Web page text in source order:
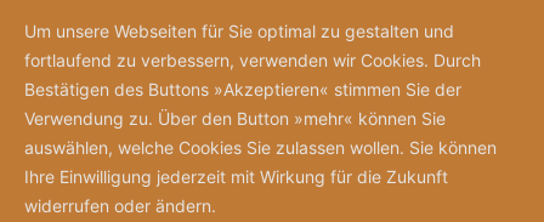
Um unsere Webseiten für Sie optimal zu gestalten und
fortlaufend zu verbessern, verwenden wir Cookies. Durch
Bestätigen des Buttons »Akzeptieren« stimmen Sie der
Verwendung zu. Über den Button »mehr« können Sie
auswählen, welche Cookies Sie zulassen wollen. Sie können
Ihre Einwilligung jederzeit mit Wirkung für die Zukunft
widerrufen oder ändern.